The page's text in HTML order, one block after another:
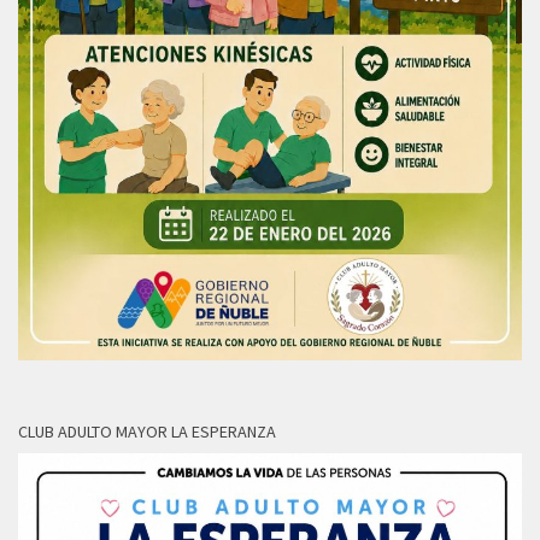
CLUB ADULTO MAYOR LA ESPERANZA